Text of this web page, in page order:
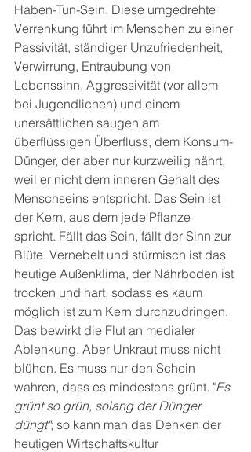
Haben-Tun-Sein. Diese umgedrehte
Verrenkung führt im Menschen zu einer
Passivität, ständiger Unzufriedenheit,
Verwirrung, Entraubung von
Lebenssinn, Aggressivität (vor allem
bei Jugendlichen) und einem
unersättlichen saugen am
überflüssigen Überfluss, dem Konsum-
Dünger, der aber nur kurzweilig nährt,
weil er nicht dem inneren Gehalt des
Menschseins entspricht. Das Sein ist
der Kern, aus dem jede Pflanze
spricht. Fällt das Sein, fällt der Sinn zur
Blüte. Vernebelt und stürmisch ist das
heutige Außenklima, der Nährboden ist
trocken und hart, sodass es kaum
möglich ist zum Kern durchzudringen.
Das bewirkt die Flut an medialer
Ablenkung. Aber Unkraut muss nicht
blühen. Es muss nur den Schein
wahren, dass es mindestens grünt. "Es
grünt so grün, solang der Dünger
düngt"; so kann man das Denken der
heutigen Wirtschaftskultur